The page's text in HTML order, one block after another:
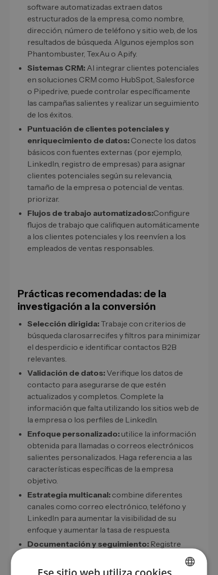
software automatizadas extraen datos
estructurados de la empresa, como nombre,
dirección, número de teléfono y sitio web, de los
resultados de búsqueda. Algunos ejemplos son
Phantombuster, TexAu o Apify.
Sistemas CRM: Al integrar clientes potenciales
en soluciones CRM como HubSpot, Salesforce
o Pipedrive, puede controlar específicamente
las campañas salientes y realizar un seguimiento
de los éxitos.
Puntuación de clientes potenciales y
enriquecimiento de datos: Conecte los datos
básicos con fuentes externas (por ejemplo,
LinkedIn, registro de empresas) para asignar
clientes potenciales según su relevancia,
tamaño de la empresa o potencial de ventas.
priorizar.
Flujos de trabajo automatizados:Configure
flujos de trabajo que califiquen automáticamente
a los clientes potenciales y los reenvíen a los
empleados de ventas responsables.
Prácticas recomendadas: de la
investigación a la conversión
Selección dirigida: Trabaje con criterios de
búsqueda clarosarrecifes y filtros para minimizar
el desperdicio e identificar contactos B2B
relevantes.
Validación de datos: Verifique los datos de
contacto para asegurarse de que estén
actualizados y completos. Complete la
información que falta utilizando los sitios web de
la empresa o los perfiles de LinkedIn.
Enfoque personalizado:utilice la información
obtenida para llamadas o correos electrónicos
salientes personalizados. Haga referencia a las
características específicas de la empresa
objetivo.
Estrategia multicanal: combine diferentes
canales como correo electrónico, teléfono y
LinkedIn para aumentar la visibilidad de su
enfoque y aumentar la tasa de respuesta.
Documentación y seguimiento: Registre
todos los intentos de contacto y comentarios
en el CRM. De esta manera, puede garantizar que
Ese sitio web utiliza cookies